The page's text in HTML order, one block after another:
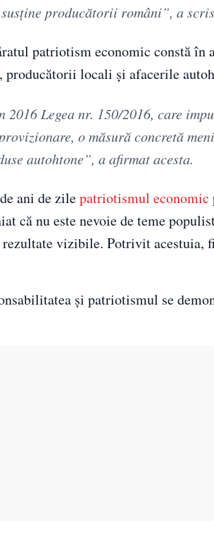
producătorii români”, a
patriotism economic constă în
locali și afacerile
Legea nr. 150/2016, care
o măsură concretă
autohtone”, a afirmat acesta.
ani de zilepatriotismul economic
că nu este nevoie de teme
rezultate vizibile. Potrivit acestuia,
și patriotismul se